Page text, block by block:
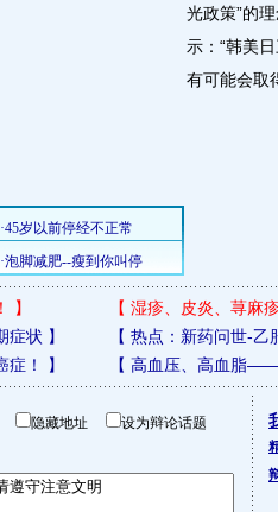
光政策”的
示：“韩美
有可能会取
】 【 湿疹、皮炎、荨麻
症状 】 【 热点：新药问世-乙
！ 】 【 高血压、高血脂——
隐藏地址 设为辩论话题